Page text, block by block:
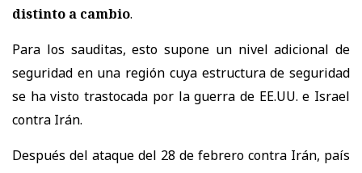
distinto a cambio.
Para los sauditas, esto supone un nivel adicional de
seguridad en una región cuya estructura de seguridad
se ha visto trastocada por la guerra de EE.UU. e Israel
contra Irán.
Después del ataque del 28 de febrero contra Irán, país